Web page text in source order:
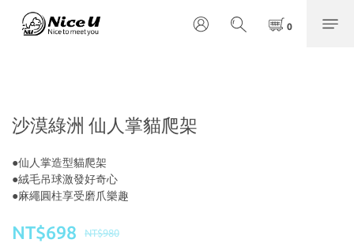
沙漠綠洲 仙人掌貓爬架
●仙人掌造型貓爬架
●絨毛吊球激發好奇心
●麻繩圓柱享受磨爪樂趣
NT$980
NT$698